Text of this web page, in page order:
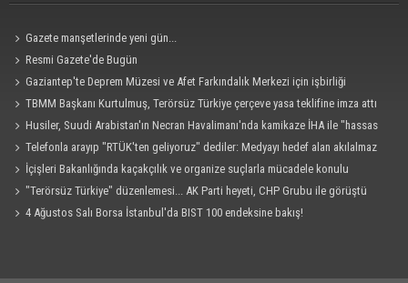
Gazete manşetlerinde yeni gün...
Resmi Gazete'de Bugün
Gaziantep'te Deprem Müzesi ve Afet Farkındalık Merkezi için işbirliği
protokolü imzalandı
TBMM Başkanı Kurtulmuş, Terörsüz Türkiye çerçeve yasa teklifine imza attı
Husiler, Suudi Arabistan'ın Necran Havalimanı'nda kamikaze İHA ile "hassas
bir hedefi" vurduklarını açıkladı
Telefonla arayıp "RTÜK'ten geliyoruz" dediler: Medyayı hedef alan akılalmaz
tuzak ifşa oldu
İçişleri Bakanlığında kaçakçılık ve organize suçlarla mücadele konulu
güvenlik toplantısı yapıldı
"Terörsüz Türkiye" düzenlemesi... AK Parti heyeti, CHP Grubu ile görüştü
4 Ağustos Salı Borsa İstanbul'da BIST 100 endeksine bakış!